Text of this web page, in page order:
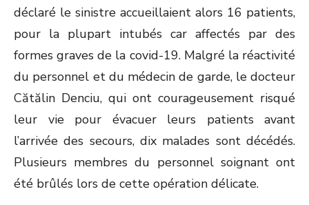
déclaré le sinistre accueillaient alors 16 patients,
pour la plupart intubés car affectés par des
formes graves de la covid-19. Malgré la réactivité
du personnel et du médecin de garde, le docteur
Cătălin Denciu, qui ont courageusement risqué
leur vie pour évacuer leurs patients avant
l’arrivée des secours, dix malades sont décédés.
Plusieurs membres du personnel soignant ont
été brûlés lors de cette opération délicate.